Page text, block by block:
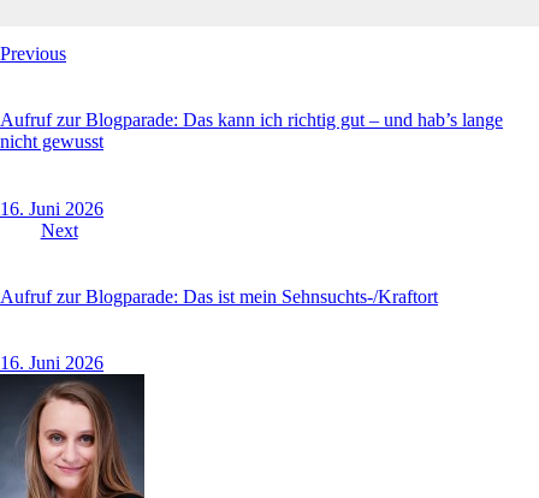
Beitragsnavigation
Previous
Aufruf zur Blogparade: Das kann ich richtig gut – und hab’s lange
nicht gewusst
16. Juni 2026
Next
Aufruf zur Blogparade: Das ist mein Sehnsuchts-/Kraftort
16. Juni 2026